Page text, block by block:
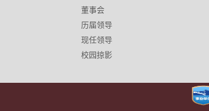
董事会
历届领导
现任领导
校园掠影